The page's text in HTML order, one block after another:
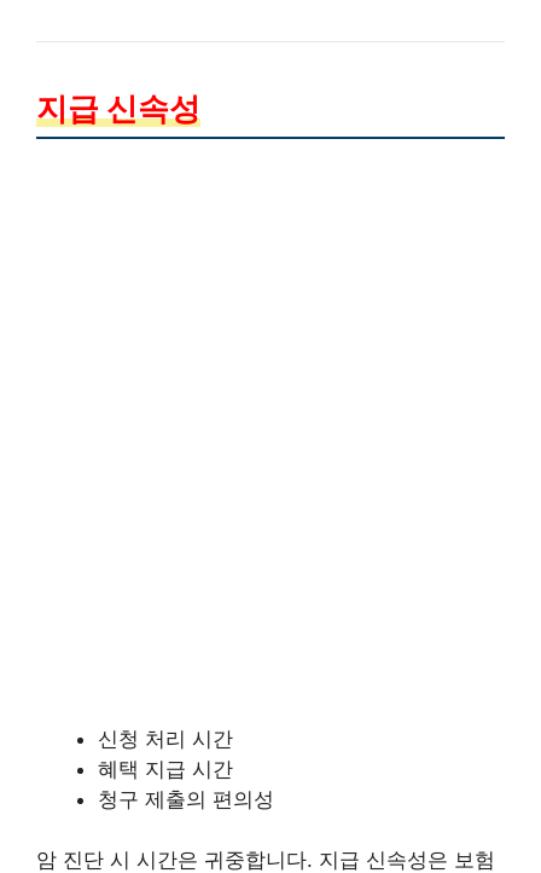
지급 신속성
신청 처리 시간
혜택 지급 시간
청구 제출의 편의성
암 진단 시 시간은 귀중합니다. 지급 신속성은 보험